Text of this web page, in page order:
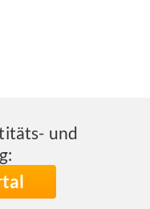
und